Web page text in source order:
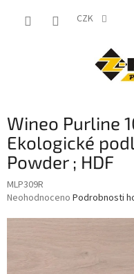
CZK
Wineo Purline
Ekologické
Powder ; HDF
MLP309R
Průměrné
Neohodnoceno Podrobnosti